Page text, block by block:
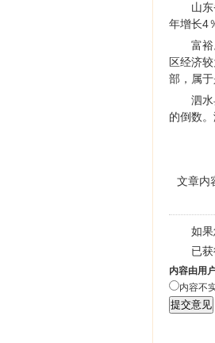
山
年增长4
富
区经济
部，属于
泗
的倒数。
文章内
如
已
内容由用
内容不